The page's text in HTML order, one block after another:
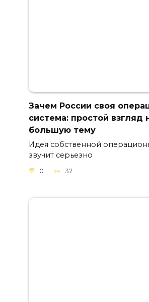
Зачем России своя
система: простой взгляд
большую тему
Идея собственной
звучит серьезно
0 37